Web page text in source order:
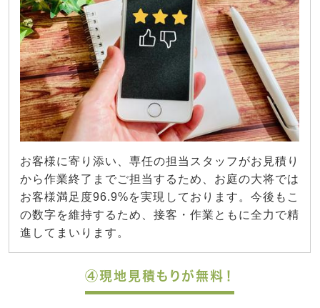
お客様に寄り添い、専任の担当スタッフがお見積り
から作業終了までご担当するため、お庭の大将では
お客様満足度96.9%を実現しております。今後もこ
の数字を維持するため、接客・作業ともに全力で精
進してまいります。
④現地見積もりが無料！